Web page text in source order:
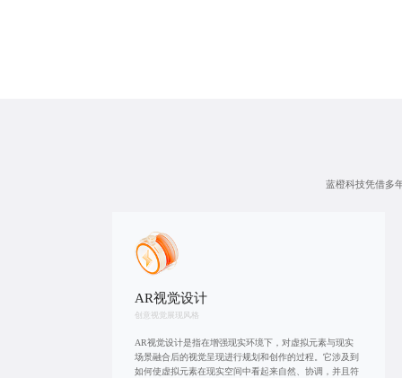
蓝橙科技凭借多
AR视觉设计
创意视觉展现风格
AR视觉设计是指在增强现实环境下，对虚拟元素与现实
场景融合后的视觉呈现进行规划和创作的过程。它涉及到
如何使虚拟元素在现实空间中看起来自然、协调，并且符